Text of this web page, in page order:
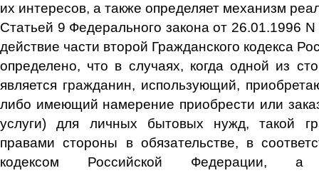
их интересов, а также определяет механизм
Статьей 9 Федерального закона от 26.01.1996
действие части второй Гражданского кодекса
определено, что в случаях, когда одной из
является гражданин, использующий,
либо имеющий намерение приобрести или
услуги) для личных бытовых нужд, такой
правами стороны в обязательстве, в
кодексом Российской Федерации, а